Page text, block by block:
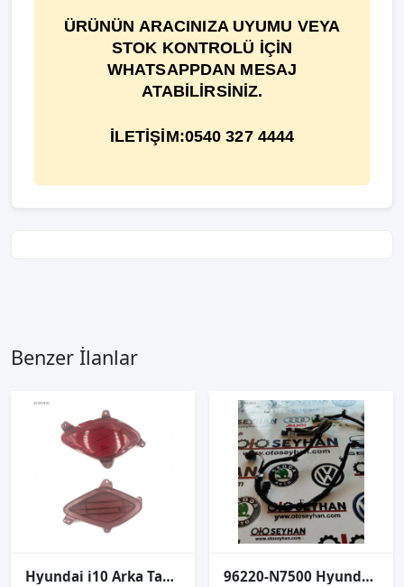
ÜRÜNÜN ARACINIZA UYUMU VEYA
STOK KONTROLÜ İÇİN
WHATSAPPDAN MESAJ
ATABİLİRSİNİZ.
İLETİŞİM:0540 327 4444
Benzer İlanlar
Hyundai i10 Arka Tampon Reflektör Sağ 2014-2016 96220-N7500 Hyundai Tucson bağaj multimedya tesisatı